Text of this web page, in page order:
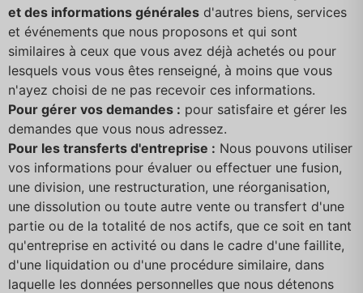
et des informations générales d'autres biens, services
et événements que nous proposons et qui sont
similaires à ceux que vous avez déjà achetés ou pour
lesquels vous vous êtes renseigné, à moins que vous
n'ayez choisi de ne pas recevoir ces informations.
Pour gérer vos demandes : pour satisfaire et gérer les
demandes que vous nous adressez.
Pour les transferts d'entreprise : Nous pouvons utiliser
vos informations pour évaluer ou effectuer une fusion,
une division, une restructuration, une réorganisation,
une dissolution ou toute autre vente ou transfert d'une
partie ou de la totalité de nos actifs, que ce soit en tant
qu'entreprise en activité ou dans le cadre d'une faillite,
d'une liquidation ou d'une procédure similaire, dans
laquelle les données personnelles que nous détenons